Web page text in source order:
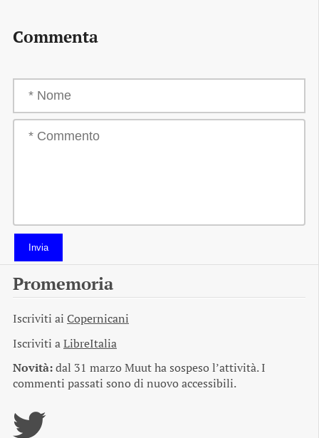
Commenta
Invia
Promemoria
Iscriviti ai Copernicani
Iscriviti aLibreItalia
Novità:dal 31 marzo Muut ha sospeso l’attività. I
commenti passati sono di nuovo accessibili.